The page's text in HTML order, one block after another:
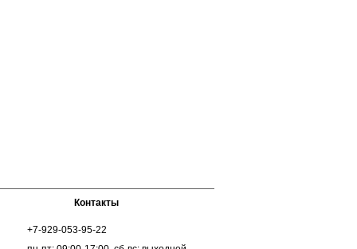
Контакты
+7-929-053-95-22